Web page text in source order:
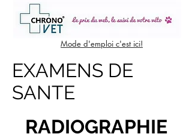
Mode d'emploi c'est ici!
EXAMENS DE
SANTE
RADIOGRAPHIE